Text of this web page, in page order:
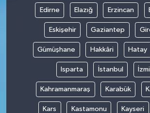
Edirne Elazığ Erzincan
Eskişehir Gaziantep
Gümüşhane Hakkâri Hatay
Isparta İstanbul
Kahramanmaraş Karabük
Kars Kastamonu Kayseri